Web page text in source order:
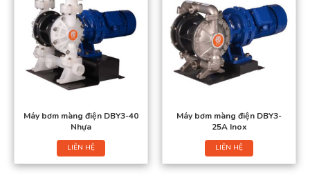
Máy bơm màng điện DBY3-40
Nhựa
LIÊN HỆ
Máy bơm màng điện DBY3-
25A Inox
LIÊN HỆ